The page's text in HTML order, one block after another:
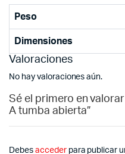
Peso
Dimensiones
Valoraciones
No hay valoraciones aún.
Sé el primero en
A tumba abierta”
Debes accederpara publicar